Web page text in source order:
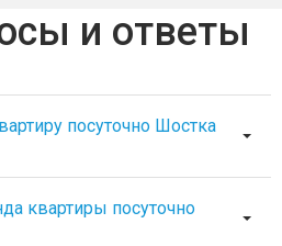
и ответы
посуточно Шостка
квартиры посуточно